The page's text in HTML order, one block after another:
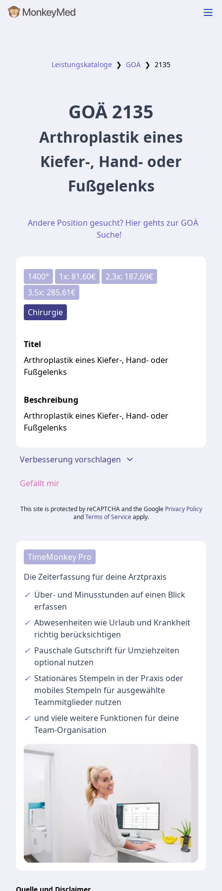
Leistungskataloge ❯ GOÄ ❯ 2135
GOÄ 2135
Arthroplastik eines
Kiefer-, Hand- oder
Fußgelenks
Andere Position gesucht? Hier gehts zur GOÄ
Suche!
1400° 1x: 81,60€ 2,3x: 187,69€
3,5x: 285,61€
Chirurgie
Titel
Arthroplastik eines Kiefer-, Hand- oder
Fußgelenks
Beschreibung
Arthroplastik eines Kiefer-, Hand- oder
Fußgelenks
Verbesserung vorschlagen
Gefällt mir
This site is protected by reCAPTCHA and the Google Privacy Policy
and Terms of Service apply.
TimeMonkey Pro
Die Zeiterfassung für deine Arztpraxis
✓ Über- und Minusstunden auf einen Blick
erfassen
✓ Abwesenheiten wie Urlaub und Krankheit
richtig berücksichtigen
✓ Pauschale Gutschriftfür Umziehzeiten
optional nutzen
✓ Stationäres Stempeln in der Praxis oder
mobiles Stempeln für ausgewählte
Teammitglieder nutzen
✓ und vieleweitere Funktionen für deine
Team-Organisation